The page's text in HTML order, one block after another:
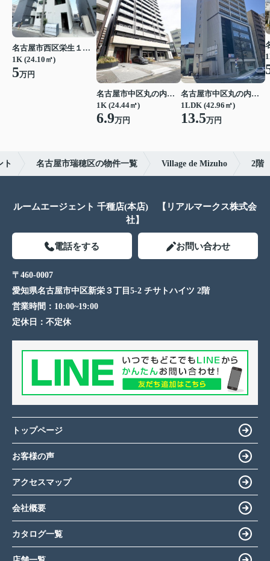
名古屋市西区栄生１丁目
1K (24.10㎡)
5万円
名古屋市中区丸の内２丁目
1K (24.44㎡)
6.9万円
名古屋市中区丸の内２丁目
1LDK (42.96㎡)
13.5万円
ト 名古屋市瑞穂区の物件一覧 Village de Mizuho 2階
ルームエージェント 千種店(本店) 【リアルマークス株式会
社】
電話をする お問い合わせ
〒460-0007
愛知県名古屋市中区新栄３丁目5-2 チサトハイツ 2階
営業時間： 10:00~19:00
定休日： 不定休
トップページ
お客様の声
アクセスマップ
会社概要
カタログ一覧